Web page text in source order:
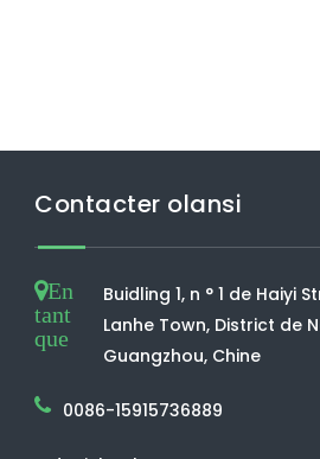
Contacter olansi
En
tant
que
Buidling 1, n ° 1 de Haiyi
Lanhe Town, District de
Guangzhou, Chine
0086-15915736889